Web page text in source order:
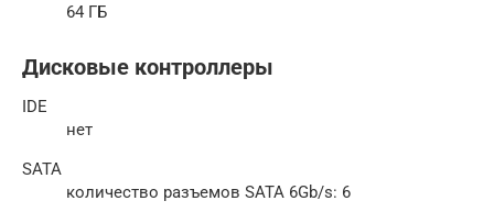
64 ГБ
Дисковые контроллеры
IDE
нет
SATA
количество разъемов SATA 6Gb/s: 6